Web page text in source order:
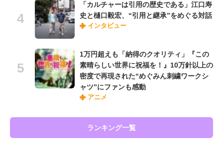
「カルチャーは引用の歴史である」江口寿
史と樋口毅宏、“引用と継承”をめぐる対話
インタビュー
1万円超えも「納得のクオリティ」『この
素晴らしい世界に祝福を！』10万針以上の
密度で再現された“めぐみん刺繍ワークシ
ャツ”にファンも感動
アニメ
ランキング一覧